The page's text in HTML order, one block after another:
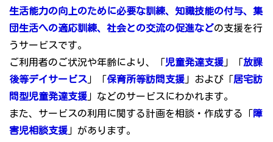
生活能力の向上のために必要な訓練、知識技能の付与、集
団生活への適応訓練、社会との交流の促進などの支援を行
うサービスです。
ご利用者のご状況や年齢により、「児童発達支援 」「放課
後等デイサービス 」「保育所等訪問支援 」および「居宅訪
問型児童発達支援 」などのサービスにわかれます。
また、サービスの利用に関する計画を相談・作成する「障
害児相談支援 」があります。